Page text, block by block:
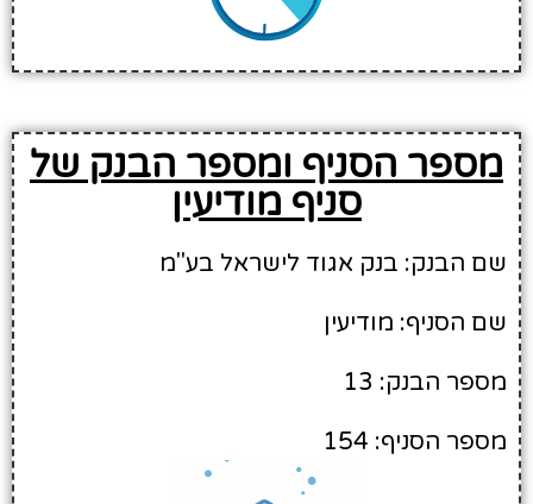
מספר הסניף ומספר הבנק של
סניף מודיעין
שם הבנק: בנק אגוד לישראל בע"מ
שם הסניף: מודיעין
מספר הבנק: 13
מספר הסניף: 154